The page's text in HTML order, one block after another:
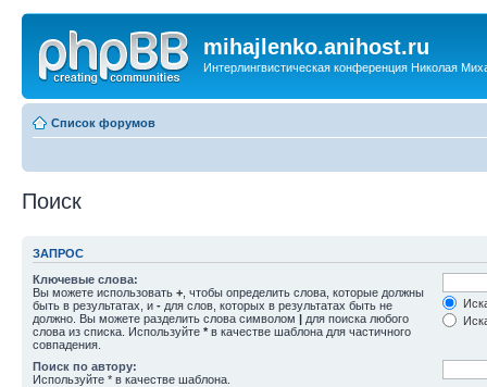
mihajlenko.anihost.ru
Интерлингвистическая конференция Николая
Список форумов
Поиск
ЗАПРОС
Ключевые слова:
Вы можете использовать + , чтобы определить слова, которые должны
быть в результатах, и - для слов, которых в результатах быть не
должно. Вы можете разделить слова символом | для поиска любого
слова из списка. Используйте * в качестве шаблона для частичного
совпадения.
Поиск по автору:
Используйте * в качестве шаблона.